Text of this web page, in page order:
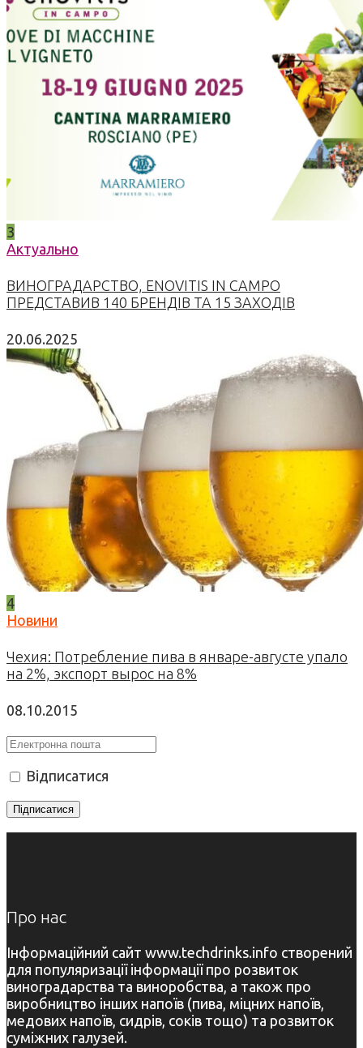
3
Актуально
ВИНОГРАДАРСТВО, ENOVITIS IN CAMPO
ПРЕДСТАВИВ 140 БРЕНДІВ ТА 15 ЗАХОДІВ
20.06.2025
4
Новини
Чехия: Потребление пива в январе-августе упало
на 2%, экспорт вырос на 8%
08.10.2015
Відписатися
Про нас
Інформаційний сайт www.techdrinks.info створений
для популяризації інформації про розвиток
виноградарства та виноробства, а також про
виробництво інших напоїв (пива, міцних напоїв,
медових напоїв, сидрів, соків тощо) та розвиток
суміжних галузей.